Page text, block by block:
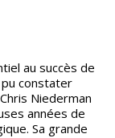
au succès de
pu constater
Niederman
années de
Sa grande